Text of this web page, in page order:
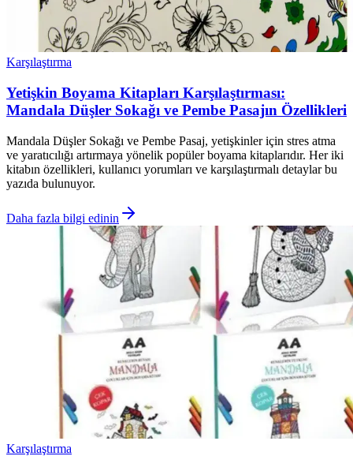
Karşılaştırma
Yetişkin Boyama Kitapları Karşılaştırması:
Mandala Düşler Sokağı ve Pembe Pasajın Özellikleri
Mandala Düşler Sokağı ve Pembe Pasaj, yetişkinler için stres atma
ve yaratıcılığı artırmaya yönelik popüler boyama kitaplarıdır. Her iki
kitabın özellikleri, kullanıcı yorumları ve karşılaştırmalı detaylar bu
yazıda bulunuyor.
Daha fazla bilgi edinin
Karşılaştırma